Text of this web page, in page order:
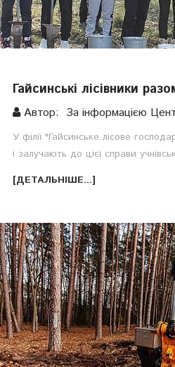
Гайсинські лісівники
Автор: За інформацією
У філії "Гайсинське лісове
і залучають до цієї справи
[ДЕТАЛЬНІШЕ...]